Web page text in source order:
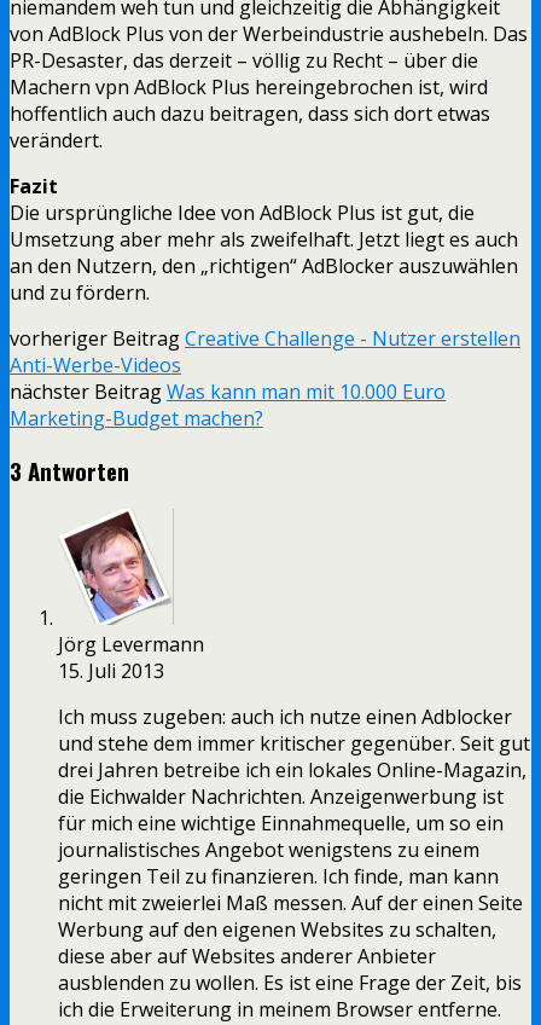
niemandem weh tun und gleichzeitig die Abhängigkeit
von AdBlock Plus von der Werbeindustrie aushebeln. Das
PR-Desaster, das derzeit – völlig zu Recht – über die
Machern vpn AdBlock Plus hereingebrochen ist, wird
hoffentlich auch dazu beitragen, dass sich dort etwas
verändert.
Fazit
Die ursprüngliche Idee von AdBlock Plus ist gut, die
Umsetzung aber mehr als zweifelhaft. Jetzt liegt es auch
an den Nutzern, den „richtigen“ AdBlocker auszuwählen
und zu fördern.
vorheriger BeitragCreative Challenge - Nutzer erstellen
Anti-Werbe-Videos
nächster BeitragWas kann man mit 10.000 Euro
Marketing-Budget machen?
3 Antworten
Jörg Levermann
15. Juli 2013
Ich muss zugeben: auch ich nutze einen Adblocker
und stehe dem immer kritischer gegenüber. Seit gut
drei Jahren betreibe ich ein lokales Online-Magazin,
die Eichwalder Nachrichten. Anzeigenwerbung ist
für mich eine wichtige Einnahmequelle, um so ein
journalistisches Angebot wenigstens zu einem
geringen Teil zu finanzieren. Ich finde, man kann
nicht mit zweierlei Maß messen. Auf der einen Seite
Werbung auf den eigenen Websites zu schalten,
diese aber auf Websites anderer Anbieter
ausblenden zu wollen. Es ist eine Frage der Zeit, bis
ich die Erweiterung in meinem Browser entferne.